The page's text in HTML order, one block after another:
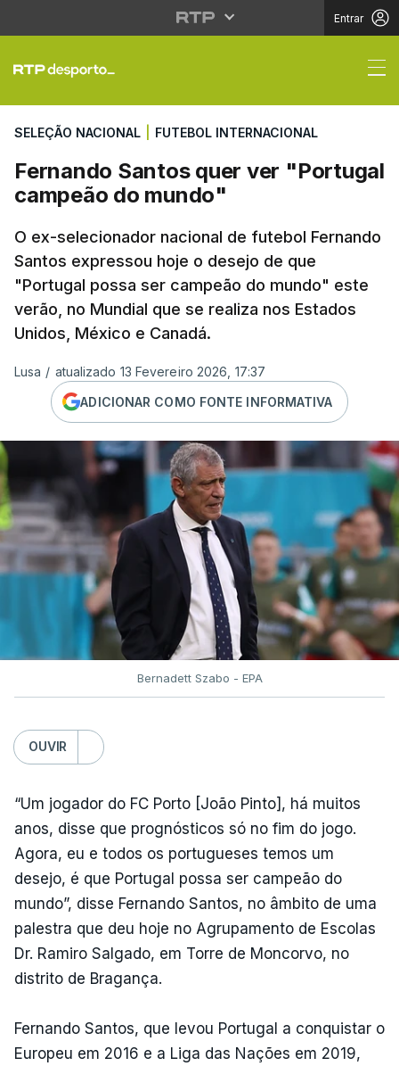
Entrar
Fernando Santos
SELEÇÃO NACIONAL FUTEBOL INTERNACIONAL
Fernando Santos quer ver "Portugal
campeão do mundo"
O ex-selecionador nacional de futebol Fernando
Santos expressou hoje o desejo de que
"Portugal possa ser campeão do mundo" este
verão, no Mundial que se realiza nos Estados
Unidos, México e Canadá.
Lusa / atualizado 13 Fevereiro 2026, 17:37
ADICIONAR COMO FONTE INFORMATIVA
Bernadett Szabo - EPA
OUVIR
“Um jogador do FC Porto [João Pinto], há muitos
anos, disse que prognósticos só no fim do jogo.
Agora, eu e todos os portugueses temos um
desejo, é que Portugal possa ser campeão do
mundo”, disse Fernando Santos, no âmbito de uma
palestra que deu hoje no Agrupamento de Escolas
Dr. Ramiro Salgado, em Torre de Moncorvo, no
distrito de Bragança.
Fernando Santos, que levou Portugal a conquistar o
Europeu em 2016 e a Liga das Nações em 2019,